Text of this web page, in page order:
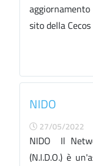
sito della
NIDO
27/05/2022
NIDO Il
(N.I.D.O.) è